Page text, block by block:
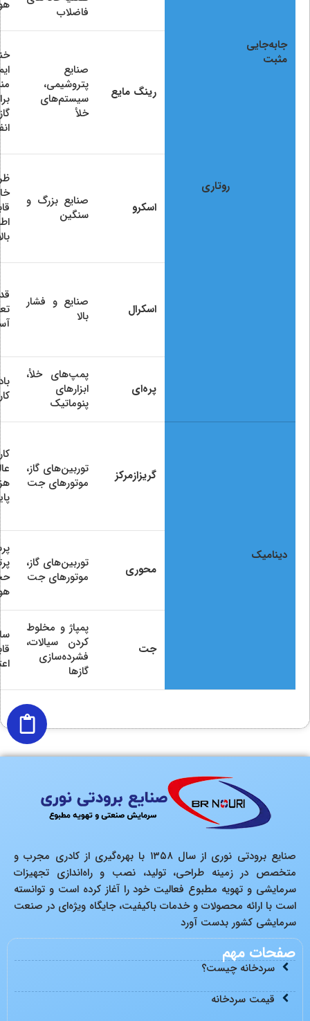
جابه‌جایی
مثبت
روتاری
فاضلاب
رینگ مایع
صنایع
پتروشیمی،
سیستم‌های
خلأ
اسکرو
صنایع بزرگ و
سنگین
اسکرال
صنایع و فشار
بالا
پره‌ای
پمپ‌های خلأ،
ابزارهای
پنوماتیک
دینامیک
گریزازمرکز
توربین‌های گاز،
موتورهای جت
محوری
توربین‌های گاز،
موتورهای جت
جت
پمپاژ و مخلوط
کردن سیالات،
فشرده‌سازی
گازها
صنایع برودتی نوری از سال ۱۳۵۸ با بهره‌گیری از کادری مجرب و
متخصص در زمینه طراحی، تولید، نصب و راه‌اندازی تجهیزات
سرمایشی و تهویه مطبوع فعالیت خود را آغاز کرده است و توانسته
است با ارائه محصولات و خدمات باکیفیت، جایگاه ویژه‌ای در صنعت
سرمایشی کشور بدست آورد
صفحات مهم
سردخانه چیست؟
قیمت سردخانه